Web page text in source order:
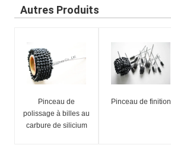
Autres Produits
Pinceau de
polissage à billes au
carbure de silicium
Pinceau de finition